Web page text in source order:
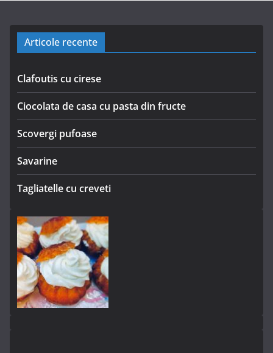
Articole recente
Clafoutis cu cirese
Ciocolata de casa cu pasta din fructe
Scovergi pufoase
Savarine
Tagliatelle cu creveti